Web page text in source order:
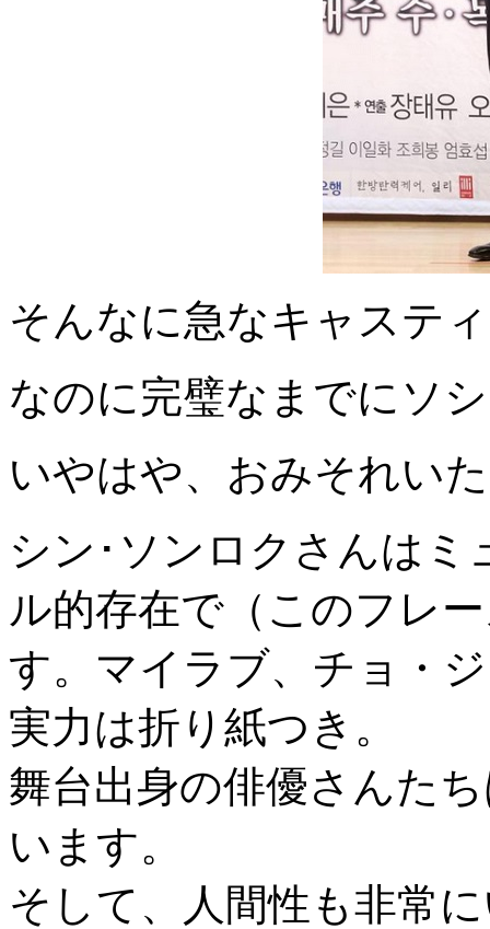
そんなに急なキャステ
なのに完璧なまでにソ
いやはや、おみそれい
シン･ソンロクさんは
ル的存在で（このフレ
す。マイラブ、チョ・
実力は折り紙つき。
舞台出身の俳優さんた
います。
そして、人間性も非常